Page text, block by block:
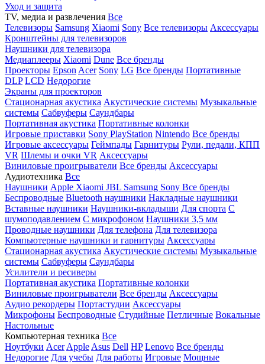
Уход и защита
TV, медиа и развлечения Все
Телевизоры Samsung Xiaomi Sony Все телевизоры Аксессуары
Кронштейны для телевизоров
Наушники для телевизора
Медиаплееры Xiaomi Dune Все бренды
Проекторы Epson Acer Sony LG Все бренды Портативные
DLP LCD Недорогие
Экраны для проекторов
Стационарная акустика Акустические системы Музыкальные
системы Сабвуферы Саундбары
Портативная акустика Портативные колонки
Игровые приставки Sony PlayStation Nintendo Все бренды
Игровые аксессуары Геймпады Гарнитуры Рули, педали, КПП
VR Шлемы и очки VR Аксессуары
Виниловые проигрыватели Все бренды Аксессуары
Аудиотехника Все
Наушники Apple Xiaomi JBL Samsung Sony Все бренды
Беспроводные Bluetooth наушники Накладные наушники
Вставные наушники Наушники-вкладыши Для спорта С
шумоподавлением С микрофоном Наушники 3,5 мм
Проводные наушники Для телефона Для телевизора
Компьютерные наушники и гарнитуры Аксессуары
Стационарная акустика Акустические системы Музыкальные
системы Сабвуферы Саундбары
Усилители и ресиверы
Портативная акустика Портативные колонки
Виниловые проигрыватели Все бренды Аксессуары
Аудио рекордеры Портастудии Аксессуары
Микрофоны Беспроводные Студийные Петличные Вокальные
Настольные
Компьютерная техника Все
Ноутбуки Acer Apple Asus Dell HP Lenovo Все бренды
Недорогие Для учебы Для работы Игровые Мощные